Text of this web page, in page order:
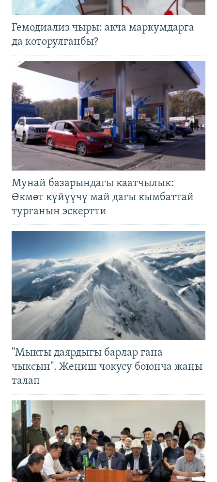
Гемодиализ чыры: акча маркумдарга
да которулганбы?
Мунай базарындагы каатчылык:
Өкмөт күйүүчү май дагы кымбаттай
турганын эскертти
"Мыкты даярдыгы барлар гана
чыксын". Жеңиш чокусу боюнча жаңы
талап